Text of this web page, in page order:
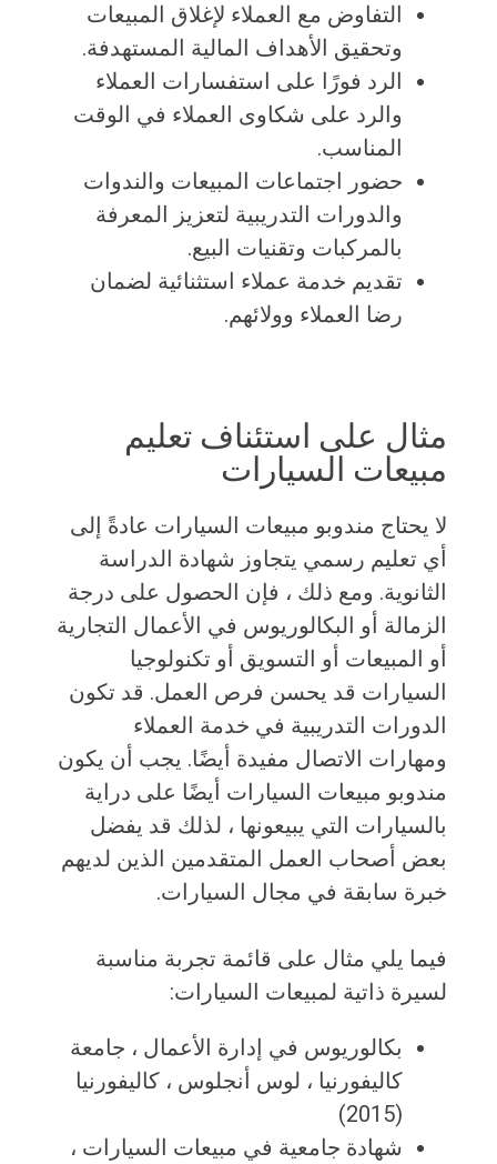
التفاوض مع العملاء لإغلاق المبيعات
وتحقيق الأهداف المالية المستهدفة.
الرد فورًا على استفسارات العملاء
والرد على شكاوى العملاء في الوقت
المناسب.
حضور اجتماعات المبيعات والندوات
والدورات التدريبية لتعزيز المعرفة
بالمركبات وتقنيات البيع.
تقديم خدمة عملاء استثنائية لضمان
رضا العملاء وولائهم.
مثال على استئناف تعليم
مبيعات السيارات
لا يحتاج مندوبو مبيعات السيارات عادةً إلى
أي تعليم رسمي يتجاوز شهادة الدراسة
الثانوية. ومع ذلك ، فإن الحصول على درجة
الزمالة أو البكالوريوس في الأعمال التجارية
أو المبيعات أو التسويق أو تكنولوجيا
السيارات قد يحسن فرص العمل. قد تكون
الدورات التدريبية في خدمة العملاء
ومهارات الاتصال مفيدة أيضًا. يجب أن يكون
مندوبو مبيعات السيارات أيضًا على دراية
بالسيارات التي يبيعونها ، لذلك قد يفضل
بعض أصحاب العمل المتقدمين الذين لديهم
خبرة سابقة في مجال السيارات.
فيما يلي مثال على قائمة تجربة مناسبة
لسيرة ذاتية لمبيعات السيارات:
بكالوريوس في إدارة الأعمال ، جامعة
كاليفورنيا ، لوس أنجلوس ، كاليفورنيا
(2015)
شهادة جامعية في مبيعات السيارات ،